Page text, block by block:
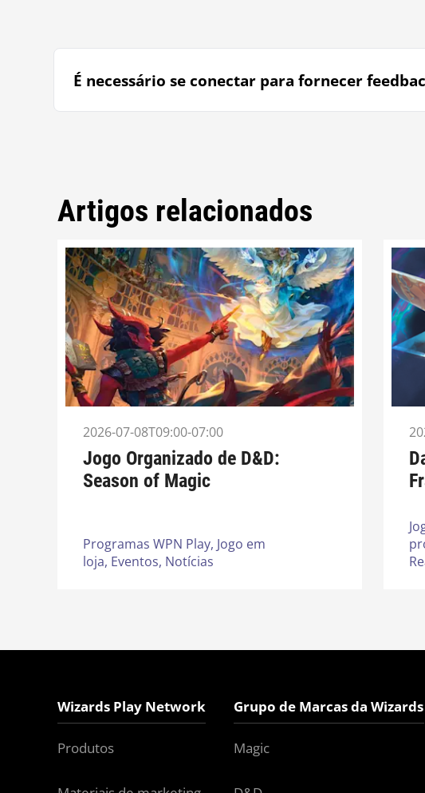
É necessário se conectar para fornecer
Artigos relacionados
2026-07-08T09:00-07:00
Jogo Organizado de D&D:
Season of Magic
Programas WPN Play, Jogo em
loja, Eventos, Notícias
Wizards Play Network
Produtos
Grupo de Marcas da Wizards
Magic